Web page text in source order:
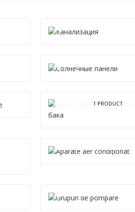
1 PRODUCT